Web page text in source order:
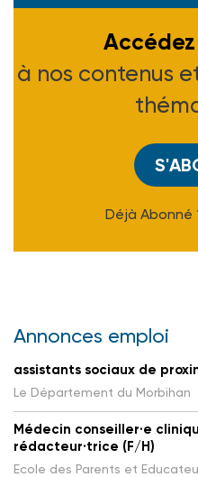
à nos contenus
Déjà Abonné
Annonces emploi
assistants sociaux de
Le Département du Morbihan
Médecin conseiller·e
rédacteur·trice (F/H)
Ecole des Parents et